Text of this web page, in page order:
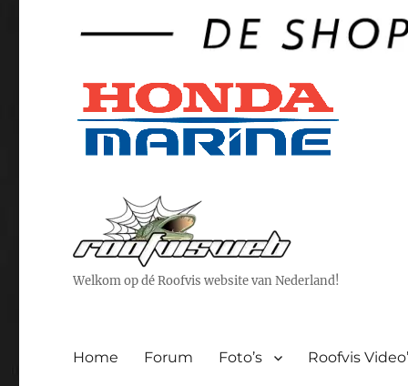
Welkom op dé Roofvis website van Nederland!
Home Forum Foto’s Roofvis